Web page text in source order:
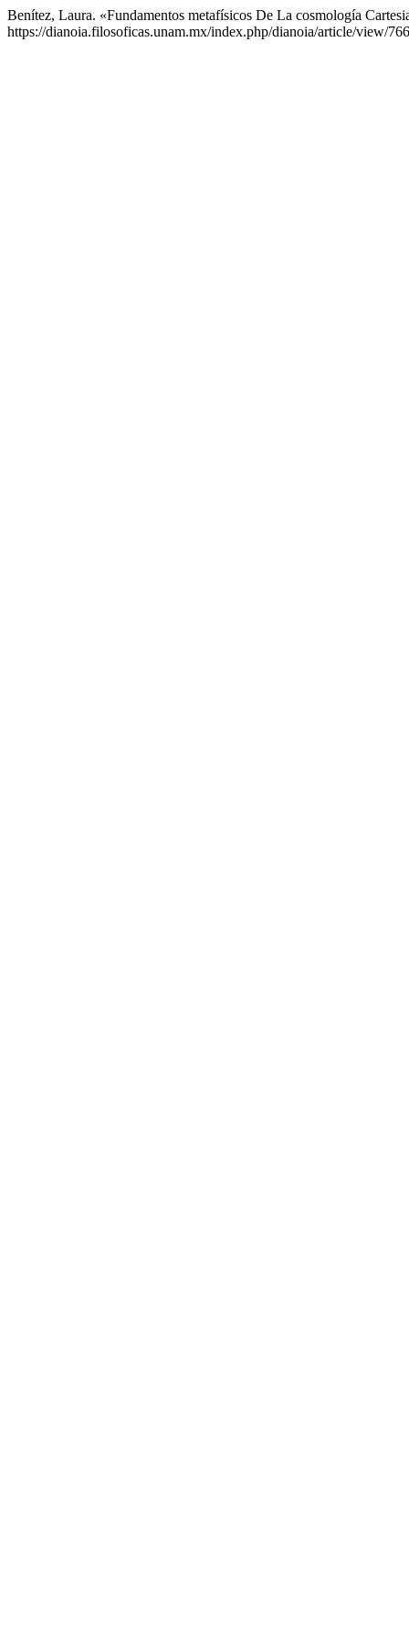
Benítez, Laura. «Fundamentos metafísicos De La cosmología
https://dianoia.filosoficas.unam.mx/index.php/dianoia/article/view/